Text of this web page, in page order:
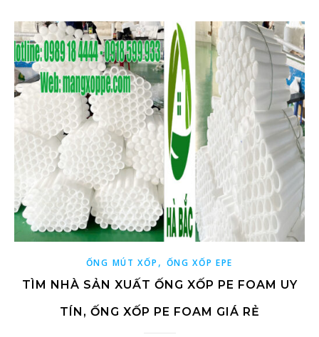
ỐNG MÚT XỐP , ỐNG XỐP EPE
TÌM NHÀ SẢN XUẤT ỐNG XỐP PE FOAM UY
TÍN, ỐNG XỐP PE FOAM GIÁ RẺ